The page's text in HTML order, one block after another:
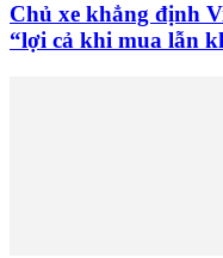
Chủ xe khẳng định
“lợi cả khi mua lẫn